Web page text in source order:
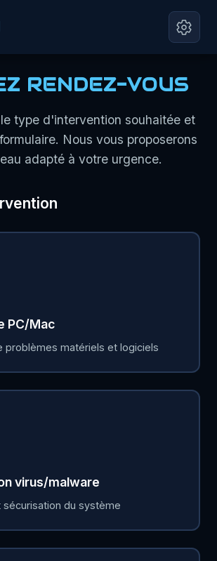
RENDEZ-VOUS
type d'intervention souhaitée et
Nous vous proposerons
adapté à votre urgence.
PC/Mac
problèmes matériels et logiciels
virus/malware
du système